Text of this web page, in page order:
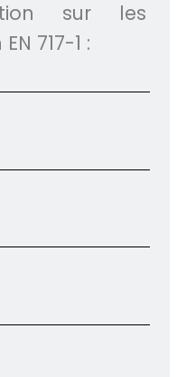
sur les
717-1 :